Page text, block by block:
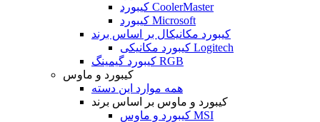
کیبورد CoolerMaster
کیبورد Microsoft
کیبورد مکانیکال بر اساس برند
کیبورد مکانیکی Logitech
کیبورد گیمینگ RGB
کیبورد و ماوس
همه موارد این دسته
کیبورد و ماوس بر اساس برند
کیبورد و ماوس MSI